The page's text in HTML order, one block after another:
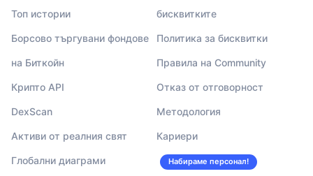
Топ истории
Борсово търгувани фондове
на Биткойн
Крипто API
DexScan
Активи от реалния свят
Глобални диаграми
бисквитките
Политика за бисквитки
Правила на Community
Отказ от отговорност
Методология
Кариери
Набираме персонал!